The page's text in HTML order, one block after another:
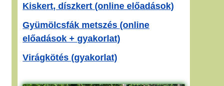
Kiskert, díszkert (online előadások)
Gyümölcsfák metszés (online
előadások + gyakorlat)
Virágkötés (gyakorlat)